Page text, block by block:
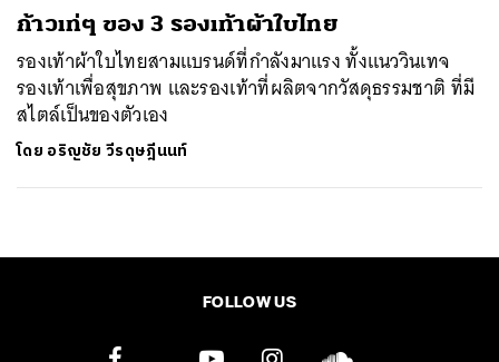
ก้าวเท่ๆ ของ 3 รองเท้าผ้าใบไทย
รองเท้าผ้าใบไทยสามแบรนด์ที่กำลังมาแรง ทั้งแนววินเทจ
รองเท้าเพื่อสุขภาพ และรองเท้าที่ผลิตจากวัสดุธรรมชาติ ที่มี
สไตล์เป็นของตัวเอง
โดย อริญชัย วีรดุษฎีนนท์
FOLLOW US